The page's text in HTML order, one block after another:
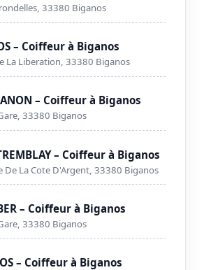
33380 Biganos
– Coiffeur à Biganos
La Liberation, 33380 Biganos
– Coiffeur à Biganos
33380 Biganos
– Coiffeur à Biganos
De La Cote D'Argent, 33380 Biganos
– Coiffeur à Biganos
33380 Biganos
– Coiffeur à Biganos